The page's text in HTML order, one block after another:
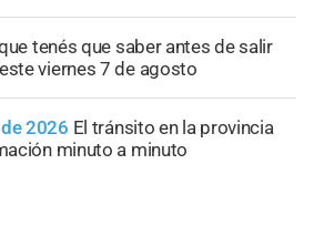
tenés que saber antes de salir
viernes 7 de agosto
2026 El tránsito en la provincia
minuto a minuto